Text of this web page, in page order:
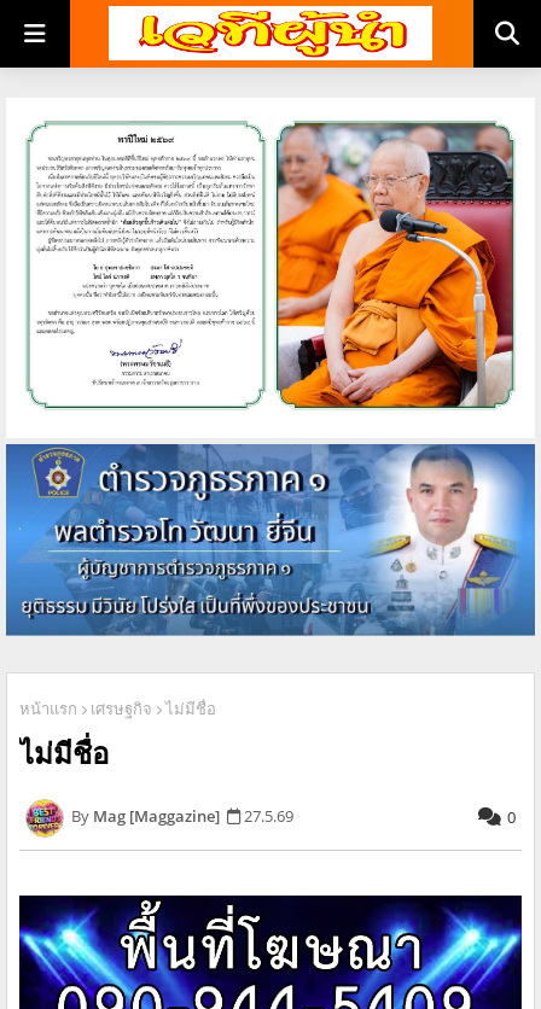
หน้าแรก เศรษฐกิจ ไม่มีชื่อ
ไม่มีชื่อ
Mag [Maggazine] 27.5.69 0